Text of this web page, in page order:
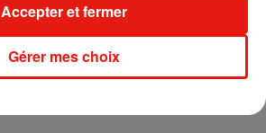
Madonna sort enfin le remix de « Love
Sensation » avec Kylie Minogue
Gérer mes choix
Accepter et fermer